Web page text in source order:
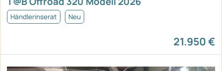
Händlerinserat Neu
21.950 €